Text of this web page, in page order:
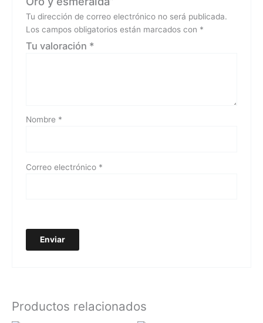
Tu dirección de correo electrónico no será publicada.
Los campos obligatorios están marcados con *
Tu valoración *
Nombre *
Correo electrónico *
Productos relacionados